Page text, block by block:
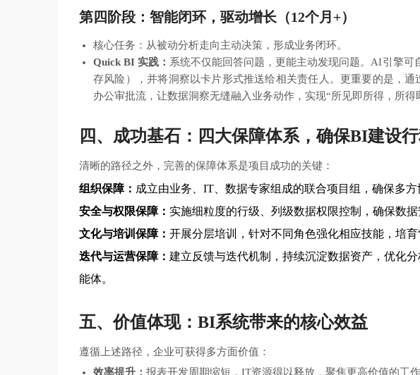
第四阶段：智能闭环，驱动增长（12个月+）
核心任务：从被动分析走向主动决策，形成业务闭环。
Quick BI 实践： 系统不仅能回答问题，更能主动发现问题。AI引擎
存风险），并将洞察以卡片形式推送给相关责任人。更重要的是，
办公审批流，让数据洞察无缝融入业务动作，实现“所见即所得，所得
四、 成功基石：四大保障体系，确保BI建设
清晰的路径之外，完善的保障体系是项目成功的关键：
组织保障： 成立由业务、IT、数据专家组成的联合项目组，确保多方
安全与权限保障： 实施细粒度的行级、列级数据权限控制，确保数据
文化与培训保障： 开展分层培训，针对不同角色强化相应技能，培育
迭代与运营保障： 建立反馈与迭代机制，持续沉淀数据资产，优化
能体。
五、价值体现：BI系统带来的核心效益
遵循上述路径，企业可获得多方面价值：
效率提升： 报表开发周期缩短，IT资源得以释放，聚焦更高价值的工作